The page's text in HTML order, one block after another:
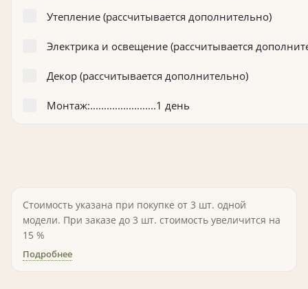
Утепление (рассчитывается дополнительно)
Электрика и освещение (рассчитывается
Декор (рассчитывается дополнительно)
Монтаж:........................1 день
Стоимость указана при покупке от 3 шт. одной
модели. При заказе до 3 шт. стоимость увеличится на
15 %
Подробнее